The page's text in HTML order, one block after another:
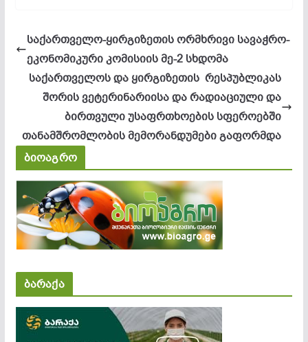
საქართველო-ყირგიზეთის ორმხრივი სავაჭრო-
ეკონომიკური კომისიის მე-2 სხდომა
საქართველოს და ყირგიზეთის რესპუბლიკას
შორის ვეტერინარიისა და რადიაციული და
ბირთვული უსაფრთხოების სფეროებში
თანამშრომლობის მემორანდუმები გაფორმდა
ბიოაგრო
ბარაქა